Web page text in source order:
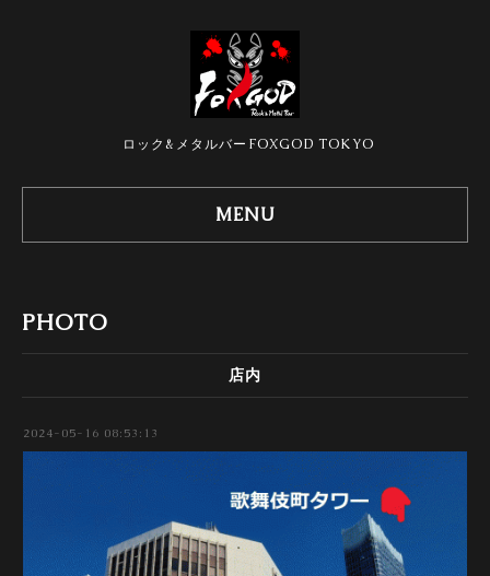
ロック&メタルバーFOXGOD TOKYO
MENU
PHOTO
店内
2024-05-16 08:53:13